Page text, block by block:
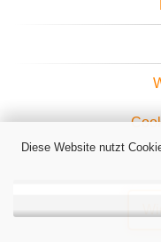
Diese Website nutzt